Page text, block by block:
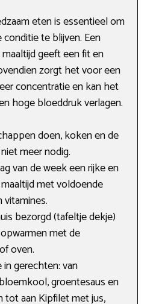
eten is essentieel om
te blijven. Een
geeft een fit en
zorgt het voor een
concentratie en kan het
hoge bloeddruk verlagen.
doen, koken en de
meer nodig.
van de week een rijke en
met voldoende
bezorgd (tafeltje dekje)
met de
oven.
in gerechten: van
groentesaus en
tot aan Kipfilet met jus,